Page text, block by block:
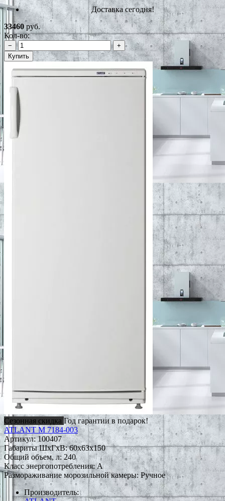
Доставка сегодня!
33460руб.
Кол-во:
−
+
Купить
Сезонная скидка Год гарантии в подарок!
ATLANT М 7184-003
Артикул:100407
Габариты ШxГxВ: 60x63x150
Общий объем, л: 240
Класс энергопотребления: A
Размораживание морозильной камеры: Ручное
Производитель: